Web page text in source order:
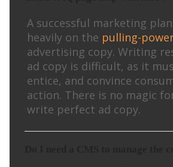
A successful marketing
heavily on the pulling-
advertising copy. Writing
ad copy is difficult, as it
entice, and convince
action. There is no magic
write perfect ad copy.